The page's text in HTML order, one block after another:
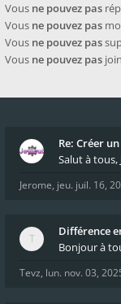
Vous ne pouvez pas
Vous ne pouvez pas
Vous ne pouvez pas
Vous ne pouvez pas
Re: Créer
Salut à
Jerome, jeu. juil. 16,
Différence
Bonjour à
Tevz, lun. nov. 03,